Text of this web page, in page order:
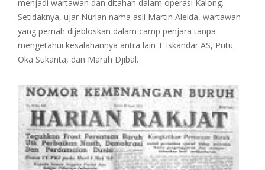
menjadi wartawan dan ditahan dalam operasi Kalong.
Setidaknya, ujar Nurlan nama asli Martin Aleida, wartawan
yang pernah dijebloskan dalam camp penjara tanpa
mengetahui kesalahannya antra lain T Iskandar AS, Putu
Oka Sukanta, dan Marah Djibal.